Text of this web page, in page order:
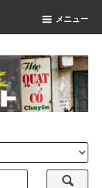
メニュー